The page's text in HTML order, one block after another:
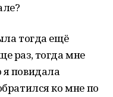
тогда ещё
раз, тогда мне
повидала
ко мне по